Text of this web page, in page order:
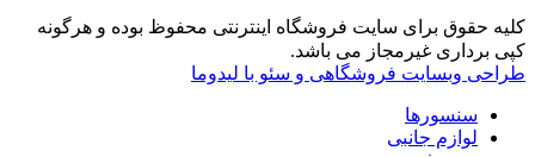
کلیه حقوق برای سایت فروشگاه اینترنتی محفوظ بوده و هرگونه
کپی برداری غیرمجاز می باشد.
طراحی وبسایت فروشگاهی و سئو با لیدوما
سنسورها
لوازم جانبی